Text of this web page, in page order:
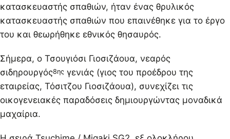
κατασκευαστής σπαθιών, ήταν ένας θρυλικός
κατασκευαστής σπαθιών που επαινέθηκε για το έργο
του και θεωρήθηκε εθνικός θησαυρός.
Σήμερα, ο Τσουγιόσι Γιοσιζάουα, νεαρός
σιδηρουργός8ης γενιάς (γιος του προέδρου της
εταιρείας, Τόσιτζου Γιοσιζάουα), συνεχίζει τις
οικογενειακές παραδόσεις δημιουργώντας μοναδικά
μαχαίρια.